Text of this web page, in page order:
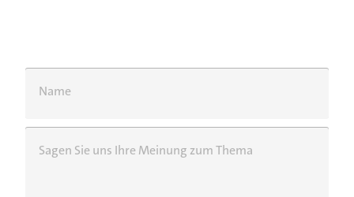
Name
Sagen Sie uns Ihre Meinung zum Thema